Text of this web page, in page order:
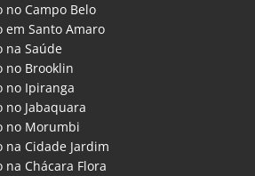
Campo Belo
Santo Amaro
na Saúde
no Brooklin
no Ipiranga
Jabaquara
no Morumbi
Cidade Jardim
Chácara Flora